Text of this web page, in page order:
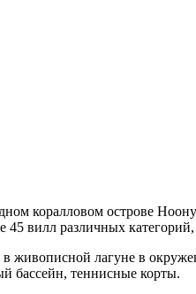
коралловом острове
45 вилл различных
живописной лагуне в
бассейн, теннисные корты.